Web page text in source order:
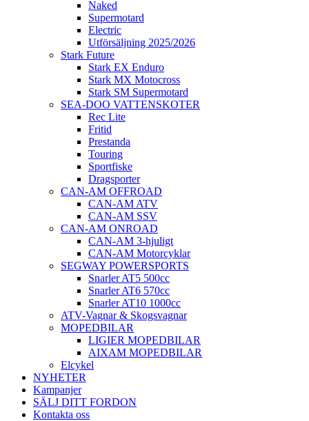
Naked
Supermotard
Electric
Utförsäljning 2025/2026
Stark Future
Stark EX Enduro
Stark MX Motocross
Stark SM Supermotard
SEA-DOO VATTENSKOTER
Rec Lite
Fritid
Prestanda
Touring
Sportfiske
Dragsporter
CAN-AM OFFROAD
CAN-AM ATV
CAN-AM SSV
CAN-AM ONROAD
CAN-AM 3-hjuligt
CAN-AM Motorcyklar
SEGWAY POWERSPORTS
Snarler AT5 500cc
Snarler AT6 570cc
Snarler AT10 1000cc
ATV-Vagnar & Skogsvagnar
MOPEDBILAR
LIGIER MOPEDBILAR
AIXAM MOPEDBILAR
Elcykel
NYHETER
Kampanjer
SÄLJ DITT FORDON
Kontakta oss